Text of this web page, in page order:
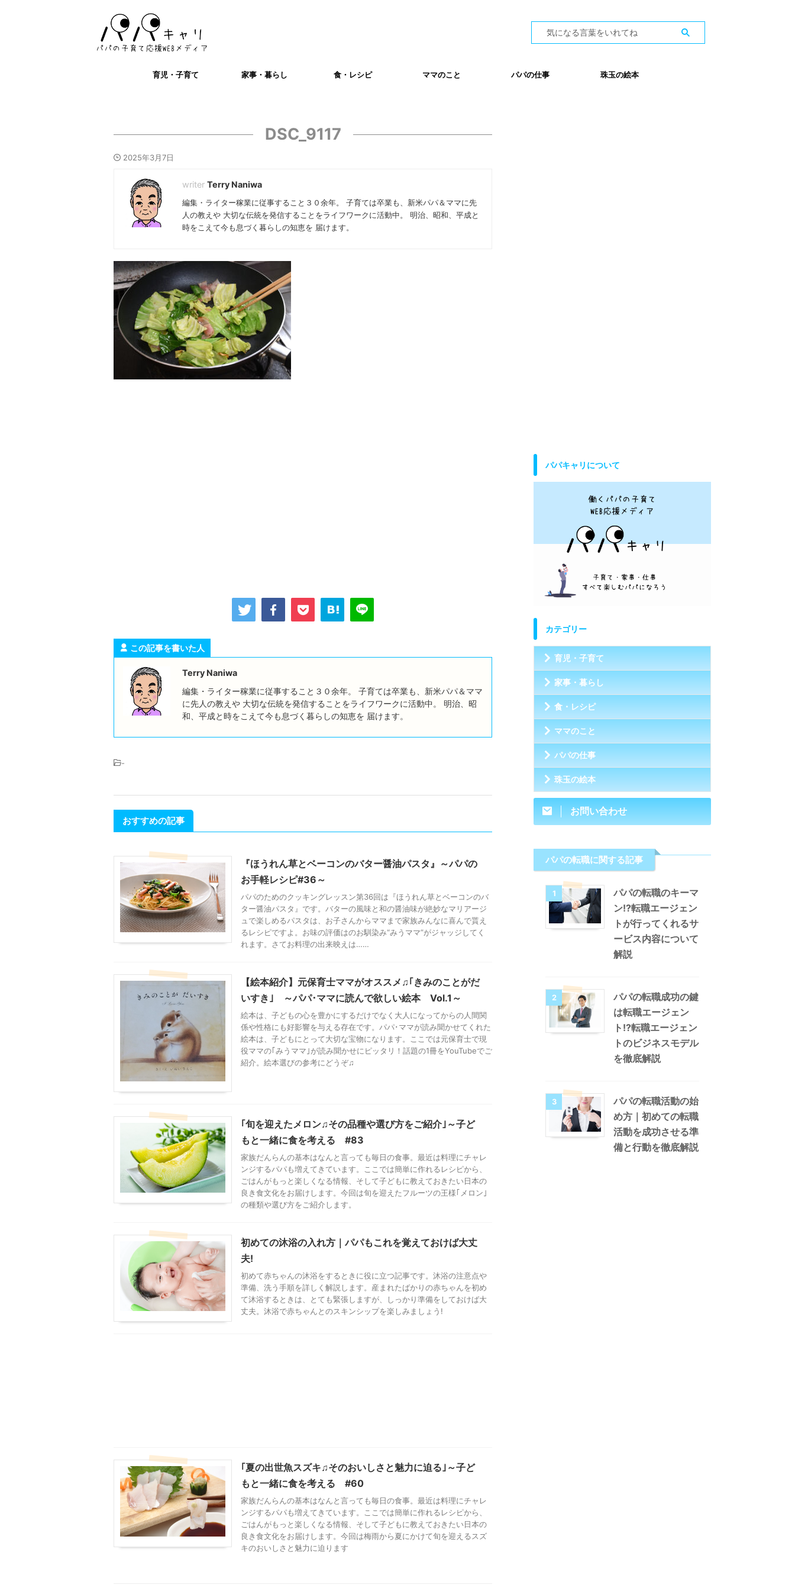
育児・子育て 家事・暮らし 食・レシピ ママのこと パパの仕事 珠玉の絵本
DSC_9117
2025年3月7日
Terry Naniwa
編集・ライター稼業に従事すること３０余年。 子育ては卒業も、新米パパ＆ママに先
人の教えや 大切な伝統を発信することをライフワークに活動中。 明治、昭和、平成と
時をこえて今も息づく暮らしの知恵を 届けます。
この記事を書いた人
Terry Naniwa
編集・ライター稼業に従事すること３０余年。 子育ては卒業も、新米パパ＆ママ
に先人の教えや 大切な伝統を発信することをライフワークに活動中。 明治、昭
和、平成と時をこえて今も息づく暮らしの知恵を 届けます。
-
おすすめの記事
『ほうれん草とベーコンのバター醤油パスタ』～パパの
お手軽レシピ#36～
パパのためのクッキングレッスン第36回は『ほうれん草とベーコンのバ
ター醤油パスタ』です。バターの風味と和の醤油味が絶妙なマリアージ
ュで楽しめるパスタは、お子さんからママまで家族みんなに喜んで貰え
るレシピですよ。お味の評価はのお馴染み“みうママ”がジャッジしてく
れます。さてお料理の出来映えは……
【絵本紹介】元保育士ママがオススメ♫｢きみのことがだ
いすき｣ ～パパ･ママに読んで欲しい絵本 Vol.1～
絵本は、子どもの心を豊かにするだけでなく大人になってからの人間関
係や性格にも好影響を与える存在です。パパ･ママが読み聞かせてくれた
絵本は、子どもにとって大切な宝物になります。ここでは元保育士で現
役ママの｢みうママ｣が読み聞かせにピッタリ！話題の1冊をYouTubeでご
紹介。絵本選びの参考にどうぞ♫
｢旬を迎えたメロン♫その品種や選び方をご紹介｣～子ど
もと一緒に食を考える #83
家族だんらんの基本はなんと言っても毎日の食事。最近は料理にチャレ
ンジするパパも増えてきています。ここでは簡単に作れるレシピから、
ごはんがもっと楽しくなる情報、そして子どもに教えておきたい日本の
良き食文化をお届けします。今回は旬を迎えたフルーツの王様｢メロン｣
の種類や選び方をご紹介します。
初めての沐浴の入れ方｜パパもこれを覚えておけば大丈
夫!
初めて赤ちゃんの沐浴をするときに役に立つ記事です。沐浴の注意点や
準備、洗う手順を詳しく解説します。産まれたばかりの赤ちゃんを初め
て沐浴するときは、とても緊張しますが、しっかり準備をしておけば大
丈夫。沐浴で赤ちゃんとのスキンシップを楽しみましょう!
｢夏の出世魚スズキ♫そのおいしさと魅力に迫る｣～子ど
もと一緒に食を考える #60
家族だんらんの基本はなんと言っても毎日の食事。最近は料理にチャレ
ンジするパパも増えてきています。ここでは簡単に作れるレシピから、
ごはんがもっと楽しくなる情報、そして子どもに教えておきたい日本の
良き食文化をお届けします。今回は梅雨から夏にかけて旬を迎えるスズ
キのおいしさと魅力に迫ります
パパキャリについて
カテゴリー
育児・子育て
家事・暮らし
食・レシピ
ママのこと
パパの仕事
珠玉の絵本
お問い合わせ
パパの転職に関する記事
1
パパの転職のキーマ
ン!?転職エージェン
トが行ってくれるサ
ービス内容について
解説
2
パパの転職成功の鍵
は転職エージェン
ト!?転職エージェン
トのビジネスモデル
を徹底解説
3
パパの転職活動の始
め方｜初めての転職
活動を成功させる準
備と行動を徹底解説